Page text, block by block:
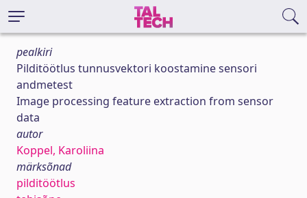
pealkiri
Pilditöötlus tunnusvektori koostamine sensori
andmetest
Image processing feature extraction from sensor
data
autor
Koppel, Karoliina
märksõnad
pilditöötlus